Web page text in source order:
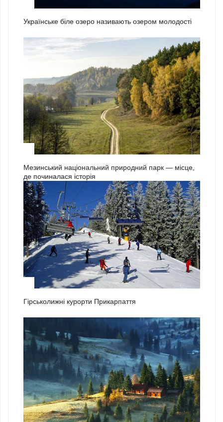
Українське біле озеро називають озером молодості
Мезинський національний природний парк — місце,
де починалася історія
Гірськолижні курорти Прикарпаття